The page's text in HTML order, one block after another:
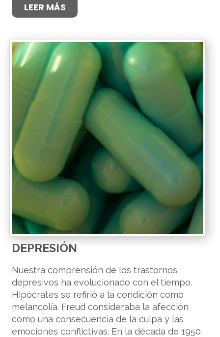
LEER MÁS
DEPRESIÓN
Nuestra comprensión de los trastornos
depresivos ha evolucionado con el tiempo.
Hipócrates se refirió a la condición como
melancolía. Freud consideraba la afección
como una consecuencia de la culpa y las
emociones conflictivas. En la década de 1950,